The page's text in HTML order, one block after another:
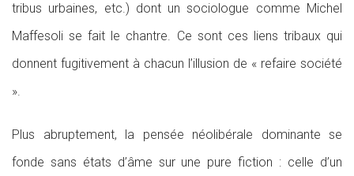
tribus urbaines, etc.) dont un sociologue comme Michel
Maffesoli se fait le chantre. Ce sont ces liens tribaux qui
donnent fugitivement à chacun l’illusion de « refaire société
».
Plus abruptement, la pensée néolibérale dominante se
fonde sans états d’âme sur une pure fiction : celle d’un